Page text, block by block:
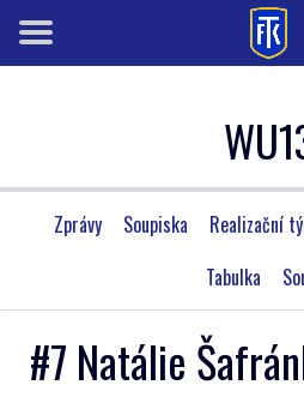
Zprávy Soupiska Realizační
Tabulka
#7 Natálie